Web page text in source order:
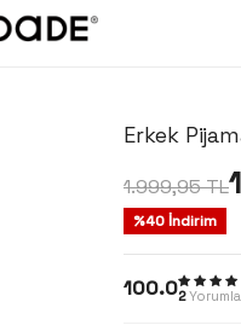
Erkek
1.999,95TL
%40 İndirim
100.02